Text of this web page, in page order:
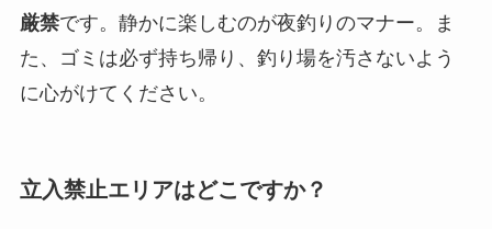
厳禁です。静かに楽しむのが夜釣りのマナー。ま
た、ゴミは必ず持ち帰り、釣り場を汚さないよう
に心がけてください。
立入禁止エリアはどこですか？